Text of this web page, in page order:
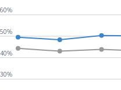
30%
40%
50%
60%